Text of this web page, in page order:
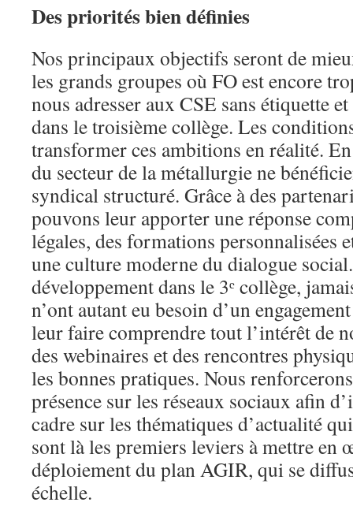
Des priorités bien définies
Nos principaux objectifs seront de
les grands groupes où FO est encore
nous adresser aux CSE sans étiquette
dans le troisième collège. Les
transformer ces ambitions en réalité.
du secteur de la métallurgie ne
syndical structuré. Grâce à des
pouvons leur apporter une réponse
légales, des formations personnalisées
une culture moderne du dialogue
développement dans le 3ᵉ collège,
n’ont autant eu besoin d’un
leur faire comprendre tout l’intérêt de
des webinaires et des rencontres
les bonnes pratiques. Nous
présence sur les réseaux sociaux afin
cadre sur les thématiques d’actualité
sont là les premiers leviers à mettre en
déploiement du plan AGIR, qui se
échelle.